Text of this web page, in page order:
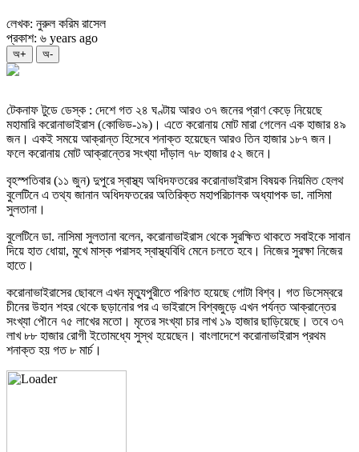
লেখক: নুরুল করিম রাসেল
প্রকাশ: ৬ years ago
অ+ অ-
টেকনাফ টুডে ডেস্ক : দেশে গত ২৪ ঘণ্টায় আরও ৩৭ জনের প্রাণ কেড়ে নিয়েছে
মহামারি করোনাভাইরাস (কোভিড-১৯)। এতে করোনায় মোট মারা গেলেন এক হাজার ৪৯
জন। একই সময়ে আক্রান্ত হিসেবে শনাক্ত হয়েছেন আরও তিন হাজার ১৮৭ জন।
ফলে করোনায় মোট আক্রান্তের সংখ্যা দাঁড়াল ৭৮ হাজার ৫২ জনে।
বৃহস্পতিবার (১১ জুন) দুপুরে স্বাস্থ্য অধিদফতরের করোনাভাইরাস বিষয়ক নিয়মিত হেলথ
বুলেটিনে এ তথ্য জানান অধিদফতরের অতিরিক্ত মহাপরিচালক অধ্যাপক ডা. নাসিমা
সুলতানা।
বুলেটিনে ডা. নাসিমা সুলতানা বলেন, করোনাভাইরাস থেকে সুরক্ষিত থাকতে সবাইকে সাবান
দিয়ে হাত ধোয়া, মুখে মাস্ক পরাসহ স্বাস্থ্যবিধি মেনে চলতে হবে। নিজের সুরক্ষা নিজের
হাতে।
করোনাভাইরাসের ছোবলে এখন মৃত্যুপুরীতে পরিণত হয়েছে গোটা বিশ্ব। গত ডিসেম্বরে
চীনের উহান শহর থেকে ছড়ানোর পর এ ভাইরাসে বিশ্বজুড়ে এখন পর্যন্ত আক্রান্তের
সংখ্যা পৌনে ৭৫ লাখের মতো। মৃতের সংখ্যা চার লাখ ১৯ হাজার ছাড়িয়েছে। তবে ৩৭
লাখ ৮৮ হাজার রোগী ইতোমধ্যে সুস্থ হয়েছেন। বাংলাদেশে করোনাভাইরাস প্রথম
শনাক্ত হয় গত ৮ মার্চ।